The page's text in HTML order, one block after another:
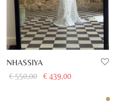
NHASSIYA
€550,00
Le prix
€439,00